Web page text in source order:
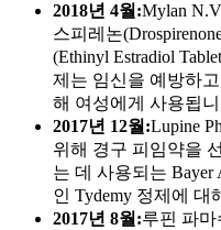
2018년 4월:Mylan
스피레논
(Ethinyl Estradiol
제는 임신을 예방하
해 여성에게 사용됩
2017년 12월:Lupine
위해 경구 피임약을
는 데 사용되는 Bayer
인 Tydemy 정제에 대
2017년 8월:루핀 파마